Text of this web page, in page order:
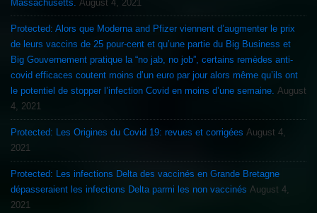
Massachusetts.
August 4, 2021
Protected: Alors que Moderna and Pfizer viennent d’augmenter le prix
de leurs vaccins de 25 pour-cent et qu’une partie du Big Business et
Big Gouvernement pratique la “no jab, no job”, certains remèdes anti-
covid efficaces coutent moins d’un euro par jour alors même qu’ils ont
le potentiel de stopper l’infection Covid en moins d’une semaine. August
4, 2021
Protected: Les Origines du Covid 19: revues et corrigées August 4,
2021
Protected: Les infections Delta des vaccinés en Grande Bretagne
dépasseraient les infections Delta parmi les non vaccinés August 4,
2021